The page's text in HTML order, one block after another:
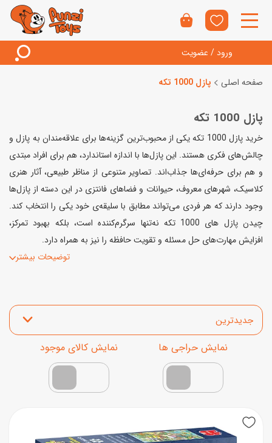
ورود / عضویت
صفحه اصلی پازل 1000 تکه
پازل 1000 تکه
خرید پازل‌ 1000 تکه یکی از محبوب‌ترین گزینه‌ها برای علاقه‌مندان به پازل و
چالش‌های فکری هستند. این پازل‌ها با اندازه‌ استاندارد، هم برای افراد مبتدی
و هم برای حرفه‌ای‌ها جذاب‌اند. تصاویر متنوعی از مناظر طبیعی، آثار هنری
کلاسیک، شهرهای معروف، حیوانات و فضاهای فانتزی در این دسته از پازل‌ها
وجود دارند که هر فردی می‌تواند مطابق با سلیقه‌ی خود یکی را انتخاب کند.
چیدن پازل‌ های 1000 تکه نه‌تنها سرگرم‌کننده است، بلکه بهبود تمرکز،
افزایش مهارت‌های حل مسئله و تقویت حافظه را نیز به همراه دارد.
توضیحات بیشتر
مرتب‌سازی محصولات